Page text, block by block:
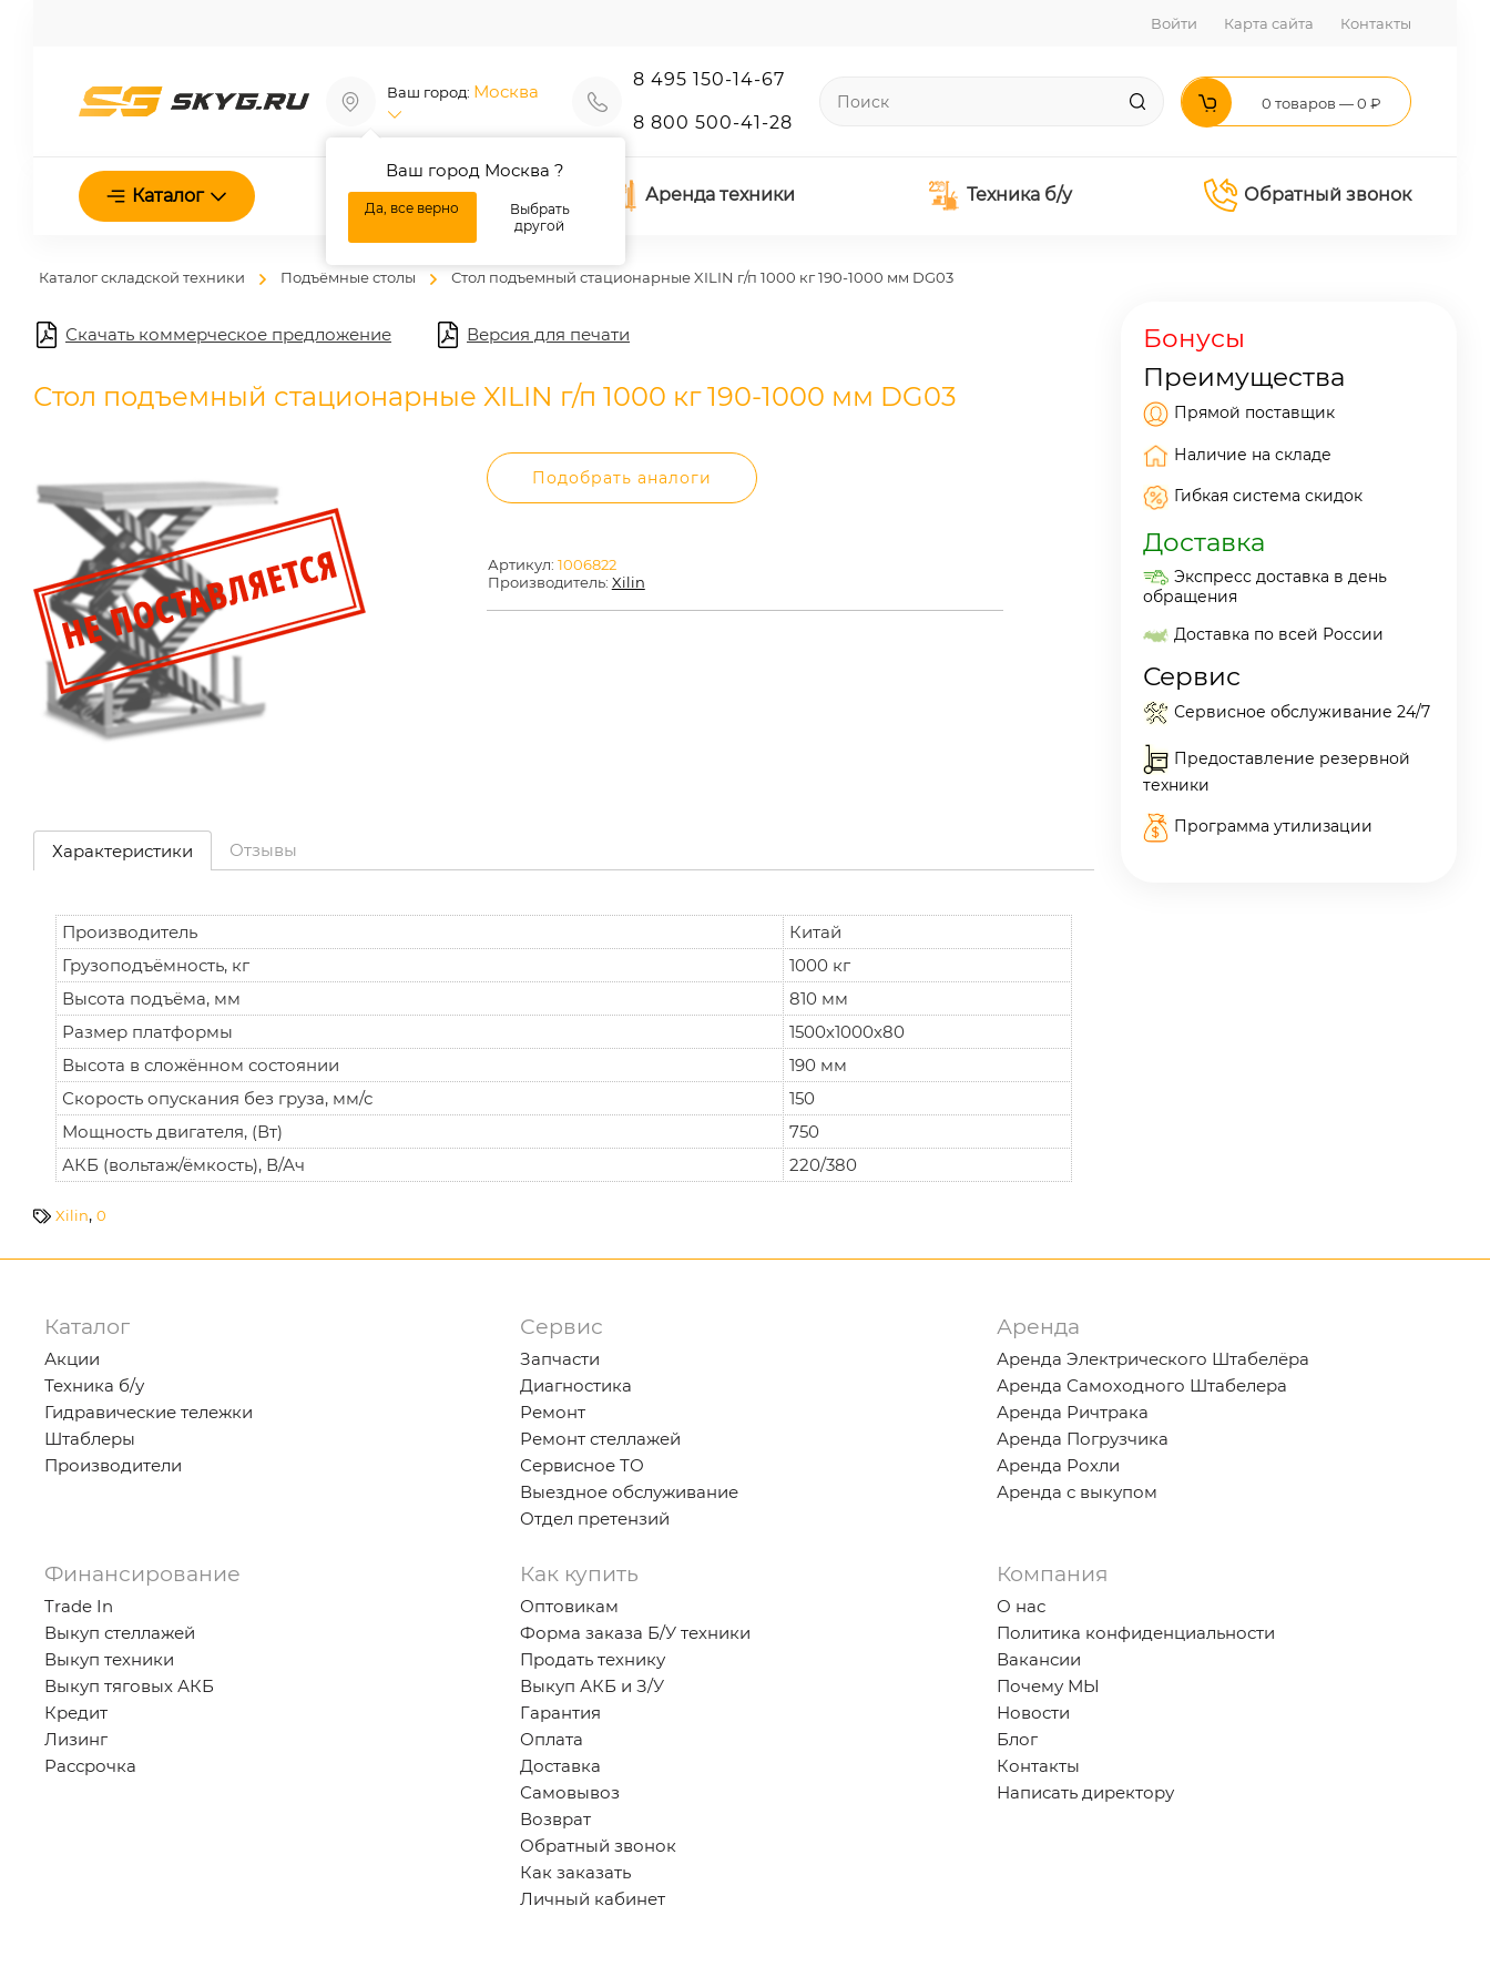
Войти Карта сайта Контакты
Ваш город: Москва
Ваш город Москва ?
Да, все верно
Выбрать
другой
8 495 150-14-67
8 800 500-41-28
0 товаров — 0 ₽
Каталог О нас Аренда техники Техника б/у Обратный звонок
Каталог складской техники Подъёмные столы Стол подъемный стационарные XILIN г/п 1000 кг 190-1000 мм DG03
Скачать коммерческое предложение Версия для печати
Стол подъемный стационарные XILIN г/п 1000 кг 190-1000 мм DG03
Подобрать аналоги
Артикул: 1006822
Производитель: Xilin
Характеристики Отзывы
Производитель
Китай
Грузоподъёмность, кг
1000 кг
Высота подъёма, мм
810 мм
Размер платформы
1500х1000х80
Высота в сложённом состоянии
190 мм
Скорость опускания без груза, мм/с
150
Мощность двигателя, (Вт)
750
АКБ (вольтаж/ёмкость), В/Ач
220/380
Xilin, 0
Бонусы
Преимущества
Прямой поставщик
Наличие на складе
Гибкая система скидок
Доставка
Экспресс доставка в день
обращения
Доставка по всей России
Сервис
Сервисное обслуживание 24/7
Предоставление резервной
техники
Программа утилизации
Каталог
Акции
Техника б/у
Гидравические тележки
Штаблеры
Производители
Сервис
Запчасти
Диагностика
Ремонт
Ремонт стеллажей
Сервисное ТО
Выездное обслуживание
Отдел претензий
Аренда
Аренда Электрического Штабелёра
Аренда Самоходного Штабелера
Аренда Ричтрака
Аренда Погрузчика
Аренда Рохли
Аренда с выкупом
Финансирование
Trade In
Выкуп стеллажей
Выкуп техники
Выкуп тяговых АКБ
Кредит
Лизинг
Рассрочка
Как купить
Оптовикам
Форма заказа Б/У техники
Продать технику
Выкуп АКБ и З/У
Гарантия
Оплата
Доставка
Самовывоз
Возврат
Обратный звонок
Как заказать
Личный кабинет
Компания
О нас
Политика конфиденциальности
Вакансии
Почему МЫ
Новости
Блог
Контакты
Написать директору